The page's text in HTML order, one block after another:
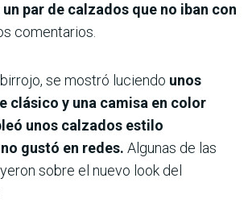
par de calzados que no iban con
comentarios.
se mostró luciendo unos
clásico y una camisa en color
unos calzados estilo
gustó en redes. Algunas de las
sobre el nuevo look del